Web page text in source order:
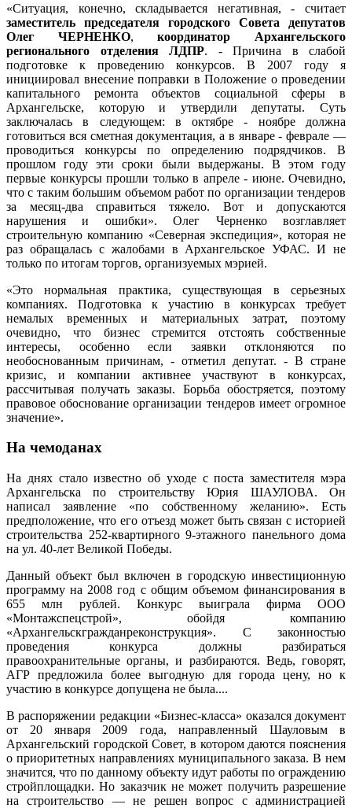
«Ситуация, конечно, складывается негативная, - считает
заместитель председателя городского Совета депутатов
Олег ЧЕРНЕНКО, координатор Архангельского
регионального отделения ЛДПР. - Причина в слабой
подготовке к проведению конкурсов. В 2007 году я
инициировал внесение поправки в Положение о проведении
капитального ремонта объектов социальной сферы в
Архангельске, которую и утвердили депутаты. Суть
заключалась в следующем: в октябре - ноябре должна
готовиться вся сметная документация, а в январе - феврале —
проводиться конкурсы по определению подрядчиков. В
прошлом году эти сроки были выдержаны. В этом году
первые конкурсы прошли только в апреле - июне. Очевидно,
что с таким большим объемом работ по организации тендеров
за месяц-два справиться тяжело. Вот и допускаются
нарушения и ошибки».Олег Черненко возглавляет
строительную компанию «Северная экспедиция», которая не
раз обращалась с жалобами в Архангельское УФАС. И не
только по итогам торгов, организуемых мэрией.
«Это нормальная практика, существующая в серьезных
компаниях. Подготовка к участию в конкурсах требует
немалых временных и материальных затрат, поэтому
очевидно, что бизнес стремится отстоять собственные
интересы, особенно если заявки отклоняются по
необоснованным причинам, - отметил депутат. - В стране
кризис, и компании активнее участвуют в конкурсах,
рассчитывая получать заказы. Борьба обостряется, поэтому
правовое обоснование организации тендеров имеет огромное
значение».
На чемоданах
На днях стало известно об уходе с поста заместителя мэра
Архангельска по строительству Юрия ШАУЛОВА. Он
написал заявление «по собственному желанию». Есть
предположение, что его отъезд может быть связан с историей
строительства 252-квартирного 9-этажного панельного дома
на ул. 40-лет Великой Победы.
Данный объект был включен в городскую инвестиционную
программу на 2008 год с общим объемом финансирования в
655 млн рублей. Конкурс выиграла фирма ООО
«Монтажспецстрой», обойдя компанию
«Архангельскгражданреконструкция». С законностью
проведения конкурса должны разбираться
правоохранительные органы, и разбираются. Ведь, говорят,
АГР предложила более выгодную для города цену, но к
участию в конкурсе допущена не была....
В распоряжении редакции «Бизнес-класса» оказался документ
от 20 января 2009 года, направленный Шауловым в
Архангельский городской Совет, в котором даются пояснения
о приоритетных направлениях муниципального заказа. В нем
значится, что по данному объекту идут работы по ограждению
стройплощадки. Но заказчик не может получить разрешение
на строительство — не решен вопрос с администрацией